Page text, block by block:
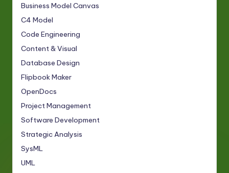
Business Model Canvas
C4 Model
Code Engineering
Content & Visual
Database Design
Flipbook Maker
OpenDocs
Project Management
Software Development
Strategic Analysis
SysML
UML